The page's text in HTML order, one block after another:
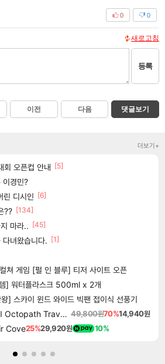
0
0
새로고침
등록
이전 다음 댓글보기
더보기+
오픈컵 안내 [5]
이경민?
린 디시인 [6]
?? [134]
마라.. [45]
녀왔습니다. [1]
쳐 게임 [펄 인 블루] 티저 사이트 오픈
] 워터플라스크 500ml x 2개
] 스카이 윈드 와이드 빅팬 접이식 선풍기
옥토패스 트래블러 II Octopath Traveler II 49,800원70%14,940원
Cove25%29,920원 10%